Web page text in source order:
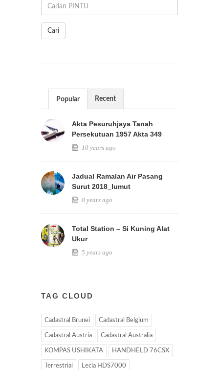
Cari
Popular Recent
Akta Pesuruhjaya Tanah
Persekutuan 1957 Akta 349
10 years ago
Jadual Ramalan Air Pasang
Surut 2018_lumut
8 years ago
Total Station – Si Kuning Alat
Ukur
5 years ago
TAG CLOUD
Cadastral Brunei Cadastral Belgium
Cadastral Austria Cadastral Australia
KOMPAS USHIKATA HANDHELD 76CSX
Terrestrial Lecia HDS7000